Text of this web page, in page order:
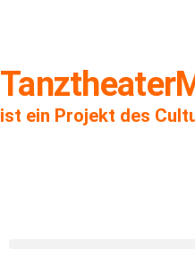
ist ein Projekt des